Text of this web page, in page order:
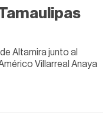
Altamira junto al
Villarreal Anaya